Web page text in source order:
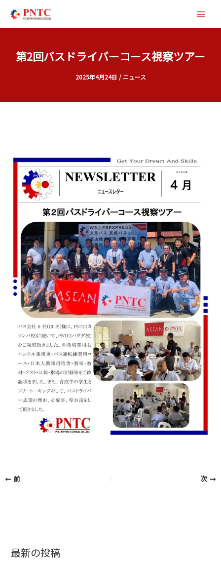
第2回バスドライバーコース視察ツアー
2025年4月24日 / ニュース
前 次
最新の投稿